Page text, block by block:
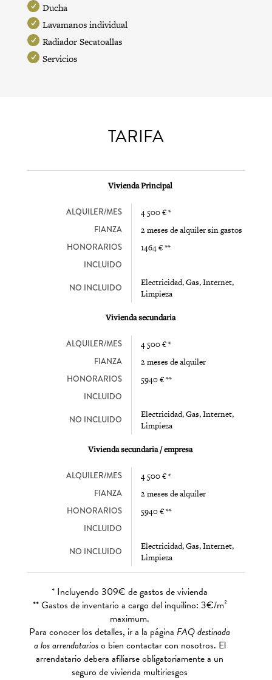
Ducha
Lavamanos individual
Radiador Secatoallas
Servicios
TARIFA
Vivienda Principal
ALQUILER/MES 4 500 € *
FIANZA 2 meses de alquiler sin gastos
HONORARIOS 1464 € **
INCLUIDO
NO INCLUIDO
Electricidad, Gas, Internet,
Limpieza
Vivienda secundaria
ALQUILER/MES 4 500 € *
FIANZA 2 meses de alquiler
HONORARIOS 5940 € **
INCLUIDO
NO INCLUIDO
Electricidad, Gas, Internet,
Limpieza
Vivienda secundaria / empresa
ALQUILER/MES 4 500 € *
FIANZA 2 meses de alquiler
HONORARIOS 5940 € **
INCLUIDO
NO INCLUIDO
Electricidad, Gas, Internet,
Limpieza
* Incluyendo 309€ de gastos de vivienda
** Gastos de inventario a cargo del inquilino: 3€/m²
maximum.
Para conocer los detalles, ir a la página FAQ destinada
a los arrendatarioso bien contactar con nosotros. El
arrendatario debera afiliarse obligatoriamente a un
seguro de vivienda multiriesgos